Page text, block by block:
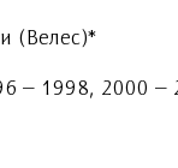
(Велес)*
– 1998, 2000 –